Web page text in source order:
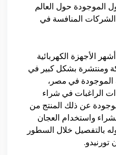
الموجودة حول العالم
المنافسة في
الأجهزة الكهربائية
ومنتشرة بشكل كبير في
الموجودة في مصر،
الراغبات في شراء
عن ذلك المنتج من
واستخدام العجان
بالتفصيل خلال السطور
تورنيدو.